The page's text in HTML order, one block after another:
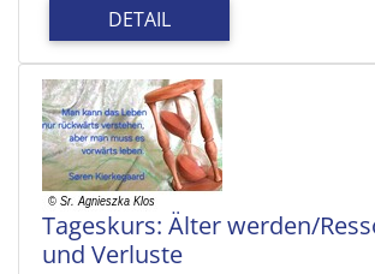
DETAIL
Tageskurs: Älter werden/
und Verluste